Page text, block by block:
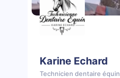
Karine Echard
Technicien dentaire équin